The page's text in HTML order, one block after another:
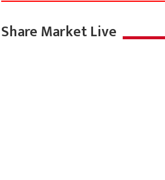
Share Market Live